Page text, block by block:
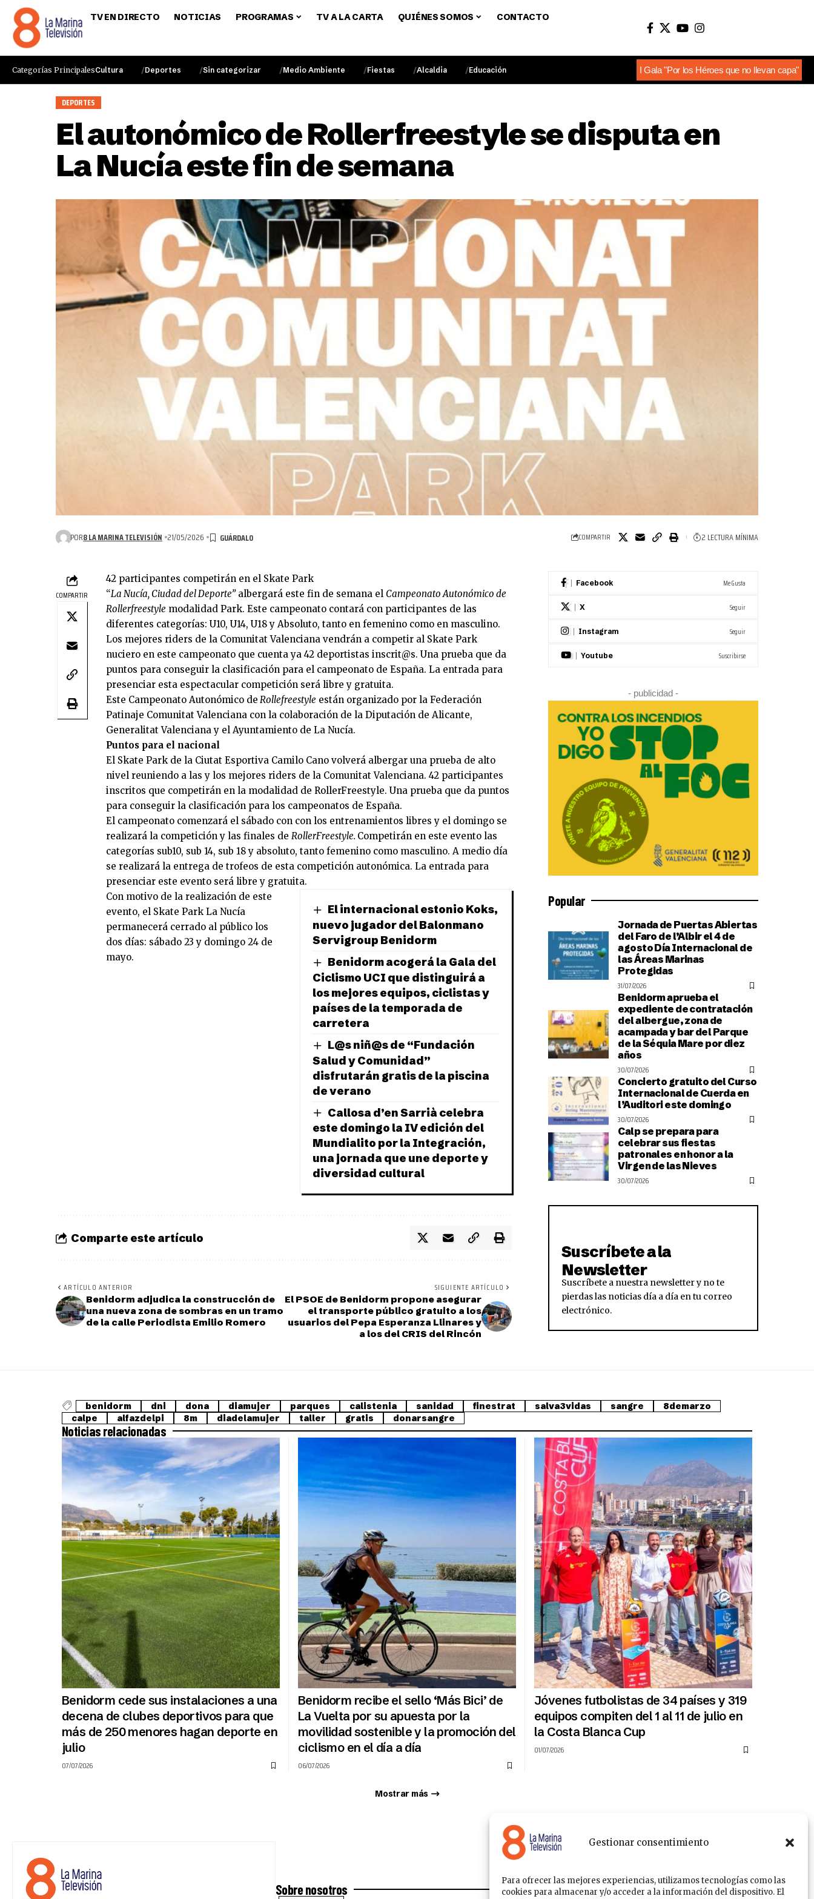
Gestionar consentimiento
Para ofrecer las mejores experiencias, utilizamos tecnologías como las
cookies para almacenar y/o acceder a la información del dispositivo. El
TV EN DIRECTO NOTICIAS PROGRAMAS TV A LA CARTA QUIÉNES SOMOS CONTACTO
Categorías PrincipalesCultura Deportes Sin categorizar Medio Ambiente Fiestas Alcaldia Educación I Gala "Por los Héroes que no llevan capa"
DEPORTES
El autonómico de Rollerfreestyle se disputa en
La Nucía este fin de semana
POR8 LA MARINA TELEVISIÓN 21/05/2026 COMPARTIR 2 LECTURA MÍNIMA
COMPARTIR
42 participantes competirán en el Skate Park
“La Nucía, Ciudad del Deporte”albergará este fin de semana el Campeonato Autonómico de
Rollerfreestyle modalidad Park. Este campeonato contará con participantes de las
diferentes categorías: U10, U14, U18 y Absoluto, tanto en femenino como en masculino.
Los mejores riders de la Comunitat Valenciana vendrán a competir al Skate Park
nuciero en este campeonato que cuenta ya 42 deportistas inscrit@s. Una prueba que da
puntos para conseguir la clasificación para el campeonato de España. La entrada para
presenciar esta espectacular competición será libre y gratuita.
Este Campeonato Autonómico de Rollefreestyle están organizado por la Federación
Patinaje Comunitat Valenciana con la colaboración de la Diputación de Alicante,
Generalitat Valenciana y el Ayuntamiento de La Nucía.
Puntos para el nacional
El Skate Park de la Ciutat Esportiva Camilo Cano volverá albergar una prueba de alto
nivel reuniendo a las y los mejores riders de la Comunitat Valenciana. 42 participantes
inscritos que competirán en la modalidad de RollerFreestyle. Una prueba que da puntos
para conseguir la clasificación para los campeonatos de España.
El campeonato comenzará el sábado con con los entrenamientos libres y el domingo se
realizará la competición y las finales de RollerFreestyle. Competirán en este evento las
categorías sub10, sub 14, sub 18 y absoluto, tanto femenino como masculino. A medio día
se realizará la entrega de trofeos de esta competición autonómica. La entrada para
presenciar este evento será libre y gratuita.
El internacional estonio Koks,
nuevo jugador del Balonmano
Servigroup Benidorm
Benidorm acogerá la Gala del
Ciclismo UCI que distinguirá a
los mejores equipos, ciclistas y
países de la temporada de
carretera
L@s niñ@s de “Fundación
Salud y Comunidad”
disfrutarán gratis de la piscina
de verano
Callosa d’en Sarrià celebra
este domingo la IV edición del
Mundialito por la Integración,
una jornada que une deporte y
diversidad cultural
Con motivo de la realización de este
evento, el Skate Park La Nucía
permanecerá cerrado al público los
dos días: sábado 23 y domingo 24 de
mayo.
Comparte este artículo
ARTÍCULO ANTERIOR
Benidorm adjudica la construcción de
una nueva zona de sombras en un tramo
de la calle Periodista Emilio Romero
SIGUIENTE ARTÍCULO
El PSOE de Benidorm propone asegurar
el transporte público gratuito a los
usuarios del Pepa Esperanza Llinares y
a los del CRIS del Rincón
Facebook Me Gusta
X Seguir
Instagram Seguir
Youtube Suscribirse
- publicidad -
Popular
Jornada de Puertas Abiertas
del Faro de l’Albir el 4 de
agosto Día Internacional de
las Áreas Marinas
Protegidas
31/07/2026
Benidorm aprueba el
expediente de contratación
del albergue, zona de
acampada y bar del Parque
de la Séquia Mare por diez
años
30/07/2026
Concierto gratuito del Curso
Internacional de Cuerda en
l’Auditori este domingo
30/07/2026
Calp se prepara para
celebrar sus fiestas
patronales en honor a la
Virgen de las Nieves
30/07/2026
Suscríbete a la
Newsletter
Suscríbete a nuestra newsletter y no te
pierdas las noticias día a día en tu correo
electrónico.
benidorm dni dona diamujer parques calistenia sanidad finestrat salva3vidas sangre
8demarzo
calpe
alfazdelpi 8m diadelamujer taller gratis donarsangre
Noticias relacionadas
Benidorm cede sus instalaciones a una
decena de clubes deportivos para que
más de 250 menores hagan deporte en
julio
07/07/2026
Benidorm recibe el sello ‘Más Bici’ de
La Vuelta por su apuesta por la
movilidad sostenible y la promoción del
ciclismo en el día a día
06/07/2026
Jóvenes futbolistas de 34 países y 319
equipos compiten del 1 al 11 de julio en
la Costa Blanca Cup
01/07/2026
Mostrar más
Sobre nosotros